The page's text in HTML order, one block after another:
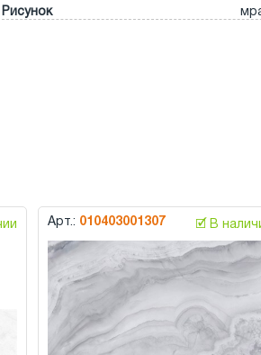
Рисунок
Арт.: 010403001307 🗹 В